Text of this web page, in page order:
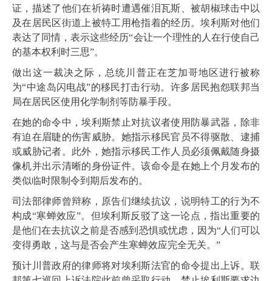
证，描述了他们在祈祷时遭遇催泪瓦斯、被胡椒球击中以
及在居民区街道上被特工用枪指着的经历。埃利斯对他们
表达了同情，表示这些经历“会让一个理性的人在行使自己
的基本权利时三思”。
做出这一裁决之际，总统川普正在芝加哥地区进行被称
为“中途岛闪电战”的移民打击行动。许多居民抱怨联邦当
局在居民区使用化学制剂等防暴手段。
在她的命令中，埃利斯禁止对抗议者使用防暴武器，除非
有迫在眉睫的伤害威胁。她指示移民官员不得驱散、逮捕
或威胁记者。此外，她指示移民工作人员必须佩戴随身摄
像机并出示清晰的身份证件。该命令是在她上个月发布的
类似临时限制令到期后发布的。
司法部律师曾辩称，原告们继续抗议，说明特工的行为不
构成“寒蝉效应”。但埃利斯反驳了这一论点，指出重要的
是他们在去抗议之前是否感到恐惧或忧虑，因为“人们可以
变得勇敢，这与是否会产生寒蝉效应完全无关。”
预计川普政府的律师将对埃利斯法官的命令提出上诉。联